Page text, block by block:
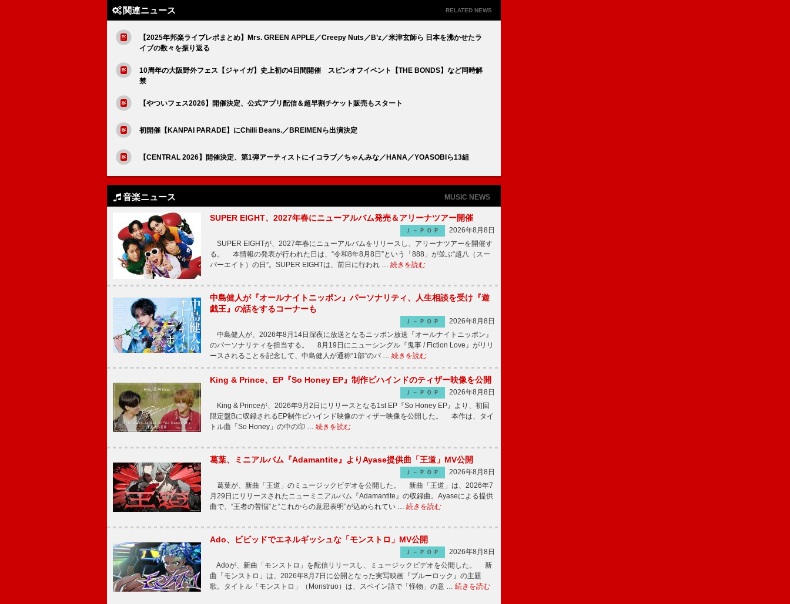
関連ニュース RELATED NEWS
【2025年邦楽ライブレポまとめ】Mrs. GREEN APPLE／Creepy Nuts／B’z／米津玄師ら 日本を沸かせたラ
イブの数々を振り返る
10周年の大阪野外フェス【ジャイガ】史上初の4日間開催 スピンオフイベント【THE BONDS】など同時解
禁
【やついフェス2026】開催決定、公式アプリ配信＆超早割チケット販売もスタート
初開催【KANPAI PARADE】にChilli Beans.／BREIMENら出演決定
【CENTRAL 2026】開催決定、第1弾アーティストにイコラブ／ちゃんみな／HANA／YOASOBIら13組
音楽ニュース MUSIC NEWS
SUPER EIGHT、2027年春にニューアルバム発売＆アリーナツアー開催
Ｊ－ＰＯＰ
2026年8月8日
SUPER EIGHTが、2027年春にニューアルバムをリリースし、アリーナツアーを開催す
る。 本情報の発表が行われた日は、“令和8年8月8日”という「888」が並ぶ“超八（スー
パーエイト）の日”。SUPER EIGHTは、前日に行われ … 続きを読む
中島健人が『オールナイトニッポン』パーソナリティ、人生相談を受け『遊
戯王』の話をするコーナーも
Ｊ－ＰＯＰ
2026年8月8日
中島健人が、2026年8月14日深夜に放送となるニッポン放送『オールナイトニッポン』
のパーソナリティを担当する。 8月19日にニューシングル『鬼事 / Fiction Love』がリリ
ースされることを記念して、中島健人が通称“1部”のパ … 続きを読む
King & Prince、EP『So Honey EP』制作ビハインドのティザー映像を公開
Ｊ－ＰＯＰ
2026年8月8日
King & Princeが、2026年9月2日にリリースとなる1st EP『So Honey EP』より、初回
限定盤Bに収録されるEP制作ビハインド映像のティザー映像を公開した。 本作は、タイ
トル曲「So Honey」の中の印 … 続きを読む
葛葉、ミニアルバム『Adamantite』よりAyase提供曲「王道」MV公開
Ｊ－ＰＯＰ
2026年8月8日
葛葉が、新曲「王道」のミュージックビデオを公開した。 新曲「王道」は、2026年7
月29日にリリースされたニューミニアルバム『Adamantite』の収録曲。Ayaseによる提供
曲で、“王者の苦悩”と“これからの意思表明”が込められてい … 続きを読む
Ado、ビビッドでエネルギッシュな「モンストロ」MV公開
Ｊ－ＰＯＰ
2026年8月8日
Adoが、新曲「モンストロ」を配信リリースし、ミュージックビデオを公開した。 新
曲「モンストロ」は、2026年8月7日に公開となった実写映画『ブルーロック』の主題
歌。タイトル「モンストロ」（Monstruo）は、スペイン語で「怪物」の意 … 続きを読む